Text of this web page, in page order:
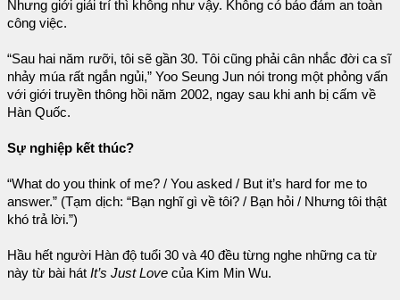
Nhưng giới giải trí thì không như vậy. Không có bảo đảm an toàn
công việc.
“Sau hai năm rưỡi, tôi sẽ gần 30. Tôi cũng phải cân nhắc đời ca sĩ
nhảy múa rất ngắn ngủi,” Yoo Seung Jun nói trong một phỏng vấn
với giới truyền thông hồi năm 2002, ngay sau khi anh bị cấm về
Hàn Quốc.
Sự nghiệp kết thúc?
“What do you think of me? / You asked / But it’s hard for me to
answer.” (Tạm dịch: “Bạn nghĩ gì về tôi? / Bạn hỏi / Nhưng tôi thật
khó trả lời.”)
Hầu hết người Hàn độ tuổi 30 và 40 đều từng nghe những ca từ
này từ bài hát It’s Just Love của Kim Min Wu.